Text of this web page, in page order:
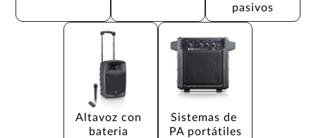
pasivos
Altavoz con
bateria
Sistemas de
PA portátiles